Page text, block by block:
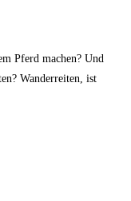
Pferd machen? Und
Wanderreiten, ist